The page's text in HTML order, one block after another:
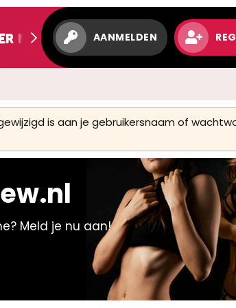
nieuw AANMELDEN
is aan je gebruikersnaam of
Meld je nu aan!